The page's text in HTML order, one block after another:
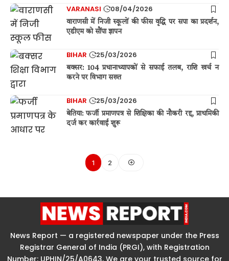
VARANASI 08/04/2026
वाराणसी में निजी स्कूलों की फीस वृद्धि पर सपा का प्रदर्शन,
एडीएम को सौंपा ज्ञापन
BIHAR 25/03/2026
बक्सर: 104 प्रधानाध्यापकों से सफाई तलब, राशि खर्च न
करने पर विभाग सख्त
BIHAR 25/03/2026
बेतिया: फर्जी प्रमाणपत्र से शिक्षिका की नौकरी रद्द, प्राथमिकी
दर्ज कर कार्रवाई शुरू
1 2
News Report — a registered newspaper under the Press
Registrar General of India (PRGI), with Registration